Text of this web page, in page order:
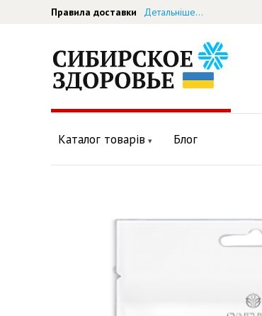
Правила доставки Детальніше...
Каталог товарів Блог